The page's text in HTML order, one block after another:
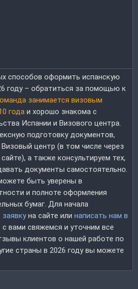
способов оформить испанскую
году – обратиться за помощью к
занимается визовым
года и хорошо знакома с
Испании и Визового центра.
подготовку документов,
центр (в том числе через
а также консультируем тех,
документы самостоятельно.
быть уверены в
и полноте оформления
бумаг. Для начала
на сайте или написать нам в
вами свяжемся и уточним все
клиентов о нашей работе по
страны в 2026 году вы можете